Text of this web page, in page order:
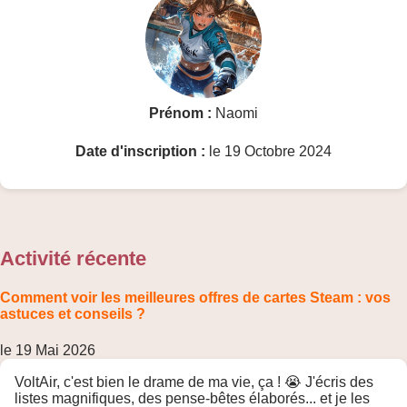
Prénom : Naomi
Date d'inscription : le 19 Octobre 2024
Activité récente
Comment voir les meilleures offres de cartes Steam : vos
astuces et conseils ?
le 19 Mai 2026
VoltAir, c'est bien le drame de ma vie, ça ! 😭 J'écris des
listes magnifiques, des pense-bêtes élaborés... et je les